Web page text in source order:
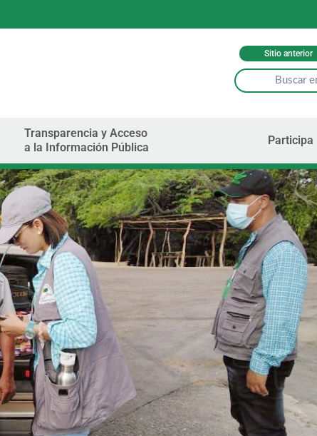
Sitio anterior
Transparencia y Acceso
a la Información Pública
Participa